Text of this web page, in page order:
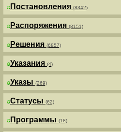
Постановления (8342)
Распоряжения (8151)
Решения (6857)
Указания (4)
Указы (269)
Статусы (62)
Программы (18)